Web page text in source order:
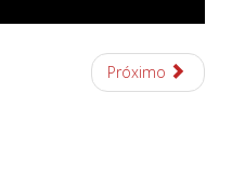
Próximo